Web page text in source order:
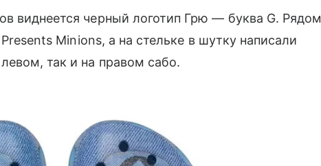
виднеется черный логотип Грю — буква G. Рядом
Minions, а на стельке в шутку написали
так и на правом сабо.